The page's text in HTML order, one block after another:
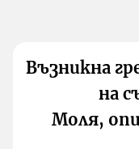
Възникна
на
Моля,